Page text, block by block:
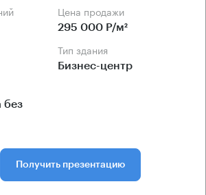
Цена продажи
295 000 Р/м²
Тип здания
Бизнес-центр
без
Получить презентацию